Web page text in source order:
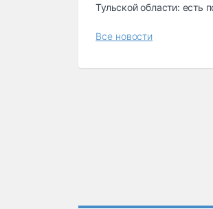
Тульской области: есть
Все новости